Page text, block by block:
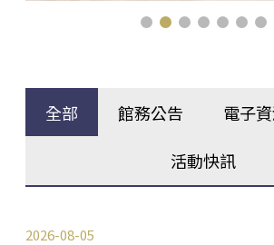
全部 館務公告 電子
活動快訊
2026-08-05